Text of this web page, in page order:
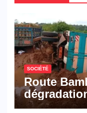
SOCIÉTÉ
Route
les